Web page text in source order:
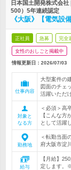
日本国土開発株式会
500）5年連続認定
《大阪》【電気
正社員 急募 完全
女性のおしごと掲載中
情報更新日：2026/07/03
仕事内容
大型案件の
図面のチェ
活躍いただ
対象と
なる方
＜必須＞高
【こんな
として活躍
勤務地
＜転勤当面
府大阪市淀
給与
【月給】
定します。